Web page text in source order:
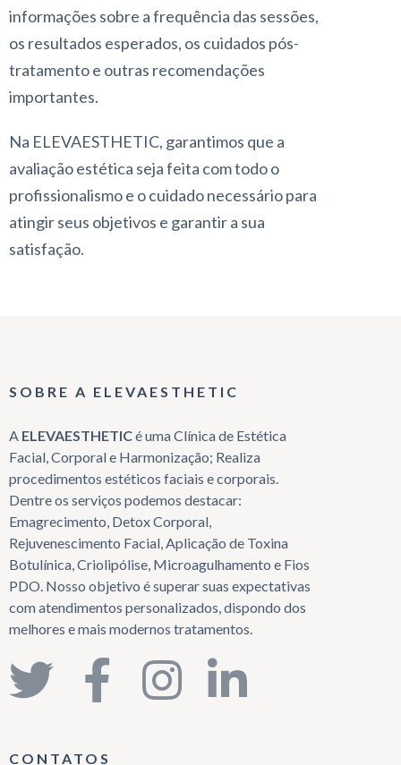
informações sobre a frequência das sessões,
os resultados esperados, os cuidados pós-
tratamento e outras recomendações
importantes.
Na ELEVAESTHETIC, garantimos que a
avaliação estética seja feita com todo o
profissionalismo e o cuidado necessário para
atingir seus objetivos e garantir a sua
satisfação.
SOBRE A ELEVAESTHETIC
A ELEVAESTHETICé uma Clínica de Estética
Facial, Corporal e Harmonização; Realiza
procedimentos estéticos faciais e corporais.
Dentre os serviços podemos destacar:
Emagrecimento, Detox Corporal,
Rejuvenescimento Facial, Aplicação de Toxina
Botulínica, Criolipólise, Microagulhamento e Fios
PDO. Nosso objetivo é superar suas expectativas
com atendimentos personalizados, dispondo dos
melhores e mais modernos tratamentos.
CONTATOS